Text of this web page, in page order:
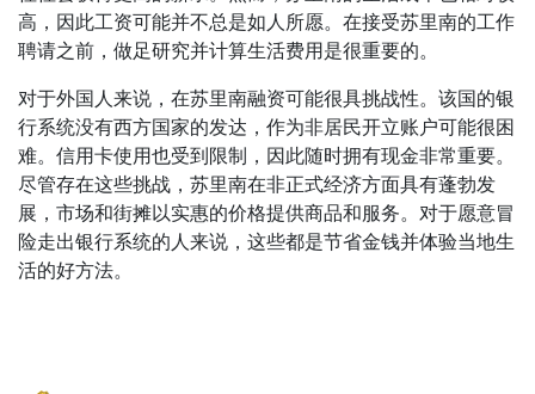
高，因此工资可能并不总是如人所愿。在接受苏里南的工作
聘请之前，做足研究并计算生活费用是很重要的。
对于外国人来说，在苏里南融资可能很具挑战性。该国的银
行系统没有西方国家的发达，作为非居民开立账户可能很困
难。信用卡使用也受到限制，因此随时拥有现金非常重要。
尽管存在这些挑战，苏里南在非正式经济方面具有蓬勃发
展，市场和街摊以实惠的价格提供商品和服务。对于愿意冒
险走出银行系统的人来说，这些都是节省金钱并体验当地生
活的好方法。